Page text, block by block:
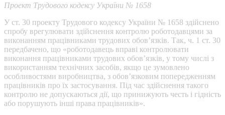
Проект Трудового кодексу України № 1658
У ст. 30 проекту Трудового кодексу України № 1658 здійснено
спробу врегулювати здійснення контролю роботодавцями за
виконанням працівниками трудових обов’язків. Так, ч. 1 ст. 30
передбачено, що «роботодавець вправі контролювати
виконання працівниками трудових обов’язків, у тому числі з
використанням технічних засобів, якщо це зумовлено
особливостями виробництва, з обов’язковим попередженням
працівників про їх застосування. Під час здійснення такого
контролю не допускаються дії, що принижують честь і гідність
або порушують інші права працівників».